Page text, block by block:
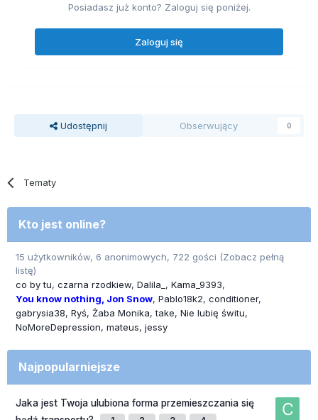
Posiadasz już konto? Zaloguj się poniżej.
Zaloguj się
Udostępnij Obserwujący 0
Tematy
Kto jest online?
15 użytkowników, 6 anonimowych, 722 gości (Zobacz pełną
listę)
co by tu czarna rzodkiew Dalila_
Kama_9393
You know nothing, Jon Snow Pablo18k2 conditioner
gabrysia38 Ryś Żaba Monika take Nie lubię świtu
NoMoreDepression mateus jessy
Najpopularniejsze
Jaka jest Twoja ulubiona forma przemieszczania się